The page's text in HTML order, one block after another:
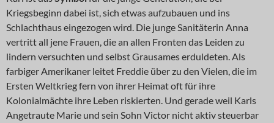
Kriegsbeginn dabei ist, sich etwas aufzubauen und ins
Schlachthaus eingezogen wird. Die junge Sanitäterin Anna
vertritt all jene Frauen, die an allen Fronten das Leiden zu
lindern versuchten und selbst Grausames erduldeten. Als
farbiger Amerikaner leitet Freddie über zu den Vielen, die im
Ersten Weltkrieg fern von ihrer Heimat oft für ihre
Kolonialmächte ihre Leben riskierten. Und gerade weil Karls
Angetraute Marie und sein Sohn Victor nicht aktiv steuerbar